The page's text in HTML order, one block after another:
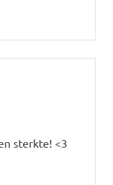
sterkte! <3